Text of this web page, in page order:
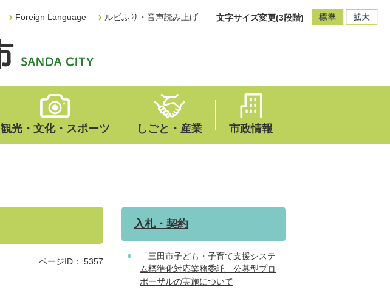
Foreign Language ルビふり・音声読み上げ 文字サイズ変更(3段階)
観光・文化・スポーツ しごと・産業 市政情報
ページID： 5357
入札・契約
「三田市子ども・子育て支援システ
ム標準化対応業務委託」公募型プロ
ポーザルの実施について